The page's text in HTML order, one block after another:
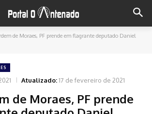
de Moraes, PF prende em flagrante deputado Daniel
Atualizado:17 de fevereiro de 2021
de Moraes, PF prende